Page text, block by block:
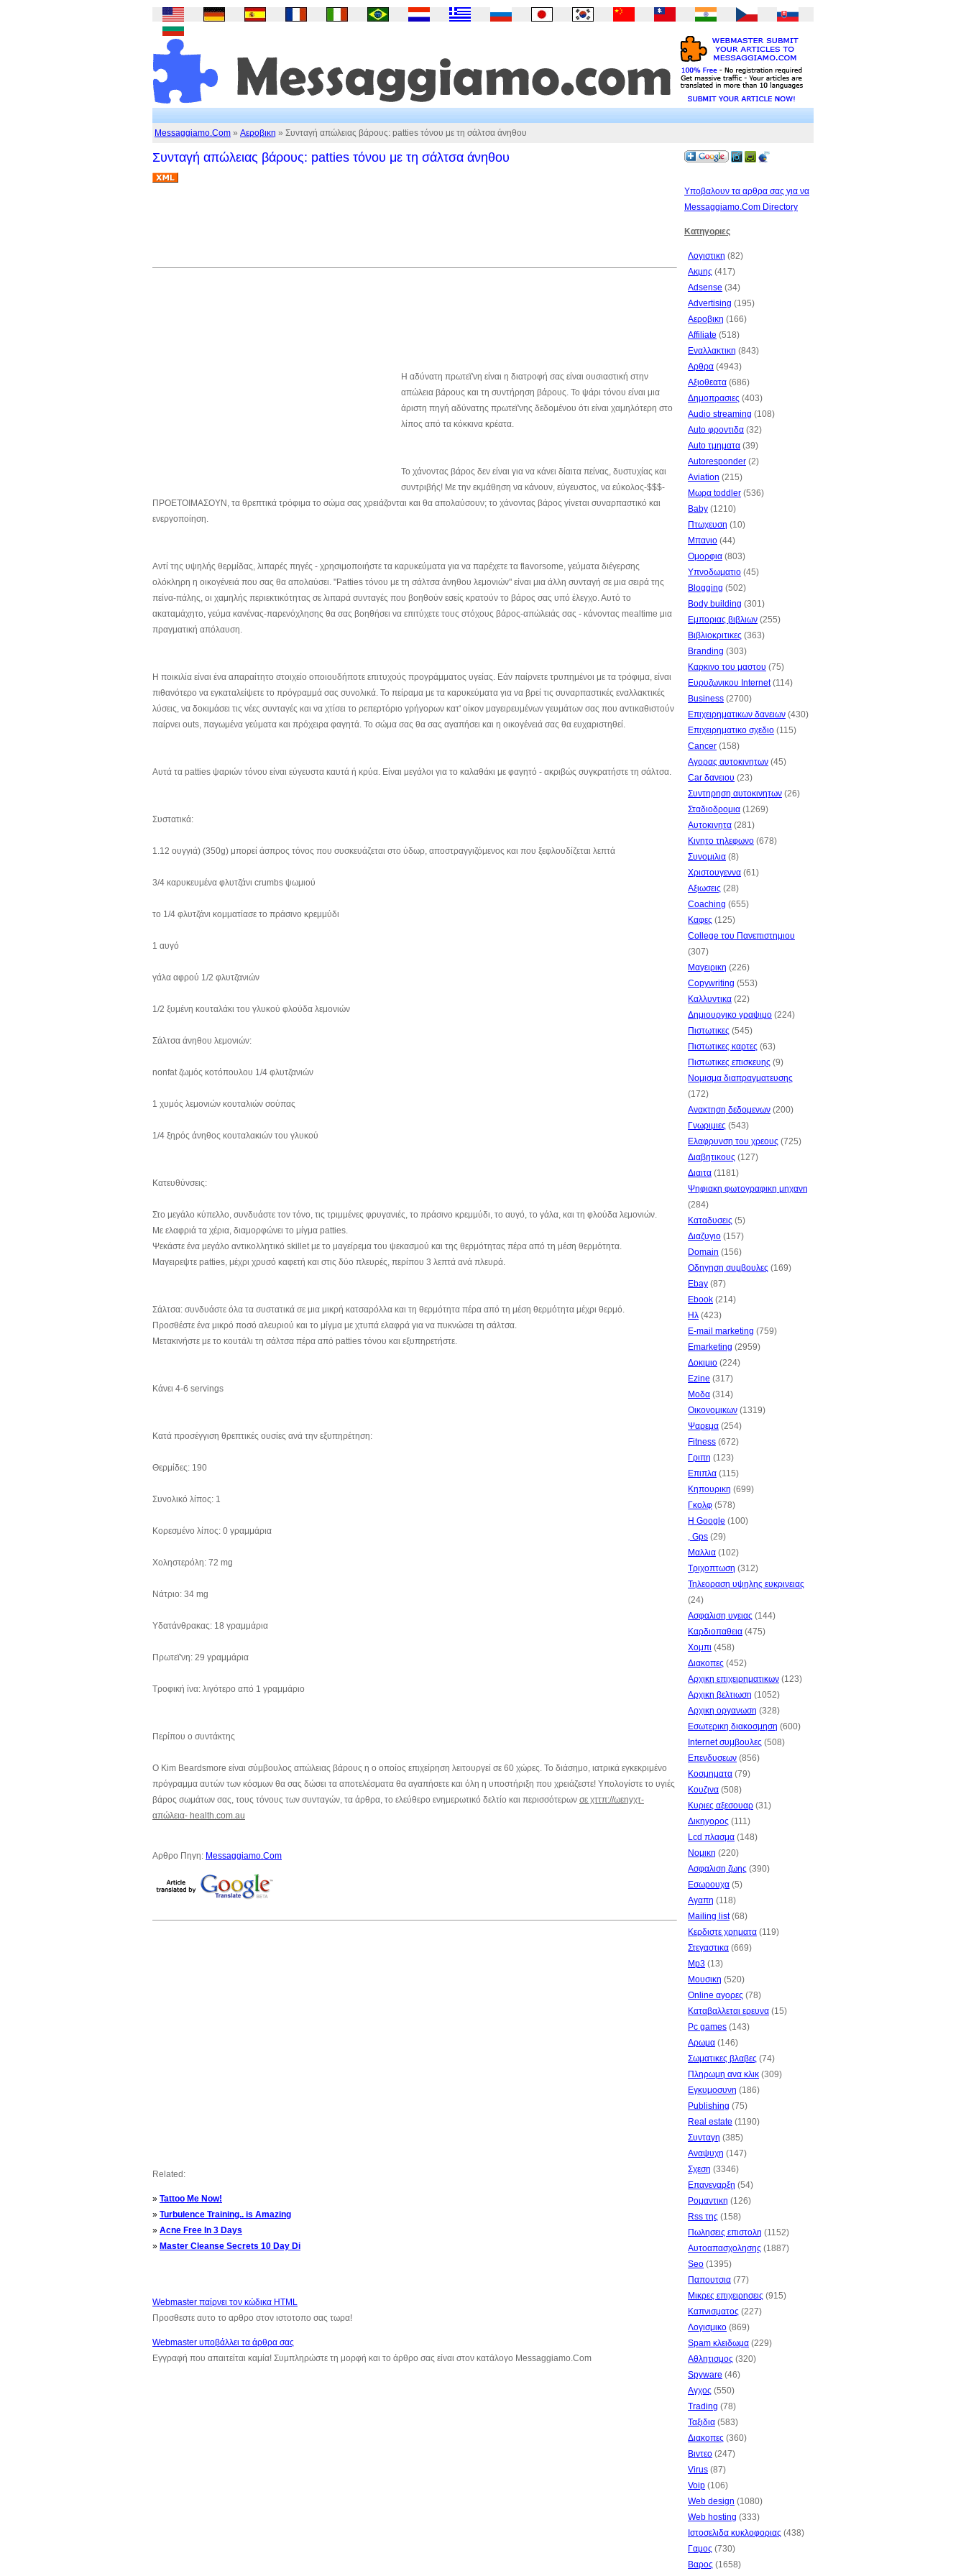
Messaggiamo.Com » Αεροβικη » Συνταγή απώλειας βάρους: patties τόνου με τη σάλτσα άνηθου
Συνταγή απώλειας βάρους: patties τόνου με τη σάλτσα άνηθου
Η αδύνατη πρωτεϊ'νη είναι η διατροφή σας είναι ουσιαστική στην
απώλεια βάρους και τη συντήρηση βάρους. Το ψάρι τόνου είναι μια
άριστη πηγή αδύνατης πρωτεϊ'νης δεδομένου ότι είναι χαμηλότερη στο
λίπος από τα κόκκινα κρέατα.
Το χάνοντας βάρος δεν είναι για να κάνει δίαιτα πείνας, δυστυχίας και
συντριβής! Με την εκμάθηση να κάνουν, εύγευστος, να εύκολος-$$$-
ΠΡΟΕΤΟΙΜΑΣΟΥΝ, τα θρεπτικά τρόφιμα το σώμα σας χρειάζονται και θα απολαύσουν; το χάνοντας βάρος γίνεται συναρπαστικό και
ενεργοποίηση.
Αντί της υψηλής θερμίδας, λιπαρές πηγές - χρησιμοποιήστε τα καρυκεύματα για να παρέχετε τα flavorsome, γεύματα διέγερσης
ολόκληρη η οικογένειά που σας θα απολαύσει. "Patties τόνου με τη σάλτσα άνηθου λεμονιών" είναι μια άλλη συνταγή σε μια σειρά της
πείνα-πάλης, οι χαμηλής περιεκτικότητας σε λιπαρά συνταγές που βοηθούν εσείς κρατούν το βάρος σας υπό έλεγχο. Αυτό το
ακαταμάχητο, γεύμα κανένας-παρενόχλησης θα σας βοηθήσει να επιτύχετε τους στόχους βάρος-απώλειάς σας - κάνοντας mealtime μια
πραγματική απόλαυση.
Η ποικιλία είναι ένα απαραίτητο στοιχείο οποιουδήποτε επιτυχούς προγράμματος υγείας. Εάν παίρνετε τρυπημένοι με τα τρόφιμα, είναι
πιθανότερο να εγκαταλείψετε το πρόγραμμά σας συνολικά. Το πείραμα με τα καρυκεύματα για να βρεί τις συναρπαστικές εναλλακτικές
λύσεις, να δοκιμάσει τις νέες συνταγές και να χτίσει το ρεπερτόριο γρήγορων κατ' οίκον μαγειρευμένων γευμάτων σας που αντικαθιστούν
παίρνει outs, παγωμένα γεύματα και πρόχειρα φαγητά. Το σώμα σας θα σας αγαπήσει και η οικογένειά σας θα ευχαριστηθεί.
Αυτά τα patties ψαριών τόνου είναι εύγευστα καυτά ή κρύα. Είναι μεγάλοι για το καλαθάκι με φαγητό - ακριβώς συγκρατήστε τη σάλτσα.
Συστατικά:
1.12 ουγγιά) (350g) μπορεί άσπρος τόνος που συσκευάζεται στο ύδωρ, αποστραγγιζόμενος και που ξεφλουδίζεται λεπτά
3/4 καρυκευμένα φλυτζάνι crumbs ψωμιού
το 1/4 φλυτζάνι κομματίασε το πράσινο κρεμμύδι
1 αυγό
γάλα αφρού 1/2 φλυτζανιών
1/2 ξυμένη κουταλάκι του γλυκού φλούδα λεμονιών
Σάλτσα άνηθου λεμονιών:
nonfat ζωμός κοτόπουλου 1/4 φλυτζανιών
1 χυμός λεμονιών κουταλιών σούπας
1/4 ξηρός άνηθος κουταλακιών του γλυκού
Κατευθύνσεις:
Στο μεγάλο κύπελλο, συνδυάστε τον τόνο, τις τριμμένες φρυγανιές, το πράσινο κρεμμύδι, το αυγό, το γάλα, και τη φλούδα λεμονιών.
Με ελαφριά τα χέρια, διαμορφώνει το μίγμα patties.
Ψεκάστε ένα μεγάλο αντικολλητικό skillet με το μαγείρεμα του ψεκασμού και της θερμότητας πέρα από τη μέση θερμότητα.
Μαγειρεψτε patties, μέχρι χρυσό καφετή και στις δύο πλευρές, περίπου 3 λεπτά ανά πλευρά.
Σάλτσα: συνδυάστε όλα τα συστατικά σε μια μικρή κατσαρόλλα και τη θερμότητα πέρα από τη μέση θερμότητα μέχρι θερμό.
Προσθέστε ένα μικρό ποσό αλευριού και το μίγμα με χτυπά ελαφρά για να πυκνώσει τη σάλτσα.
Μετακινήστε με το κουτάλι τη σάλτσα πέρα από patties τόνου και εξυπηρετήστε.
Κάνει 4-6 servings
Κατά προσέγγιση θρεπτικές ουσίες ανά την εξυπηρέτηση:
Θερμίδες: 190
Συνολικό λίπος: 1
Κορεσμένο λίπος: 0 γραμμάρια
Χοληστερόλη: 72 mg
Νάτριο: 34 mg
Υδατάνθρακας: 18 γραμμάρια
Πρωτεϊ'νη: 29 γραμμάρια
Τροφική ίνα: λιγότερο από 1 γραμμάριο
Περίπου ο συντάκτης
Ο Kim Beardsmore είναι σύμβουλος απώλειας βάρους η ο οποίος επιχείρηση λειτουργεί σε 60 χώρες. Το διάσημο, ιατρικά εγκεκριμένο
πρόγραμμα αυτών των κόσμων θα σας δώσει τα αποτελέσματα θα αγαπήσετε και όλη η υποστήριξη που χρειάζεστε! Υπολογίστε το υγιές
βάρος σωμάτων σας, τους τόνους των συνταγών, τα άρθρα, το ελεύθερο ενημερωτικό δελτίο και περισσότερων σε χττπ://ωεηγχτ-
απώλεια- health.com.au
Αρθρο Πηγη: Messaggiamo.Com
Related:
» Tattoo Me Now!
» Turbulence Training.. is Amazing
» Acne Free In 3 Days
» Master Cleanse Secrets 10 Day Di
Webmaster παίρνει τον κώδικα HTML
Προσθεστε αυτο το αρθρο στον ιστοτοπο σας τωρα!
Webmaster υποβάλλει τα άρθρα σας
Εγγραφή που απαιτείται καμία! Συμπληρώστε τη μορφή και το άρθρο σας είναι στον κατάλογο Messaggiamo.Com
Υποβαλουν τα αρθρα σας για να
Messaggiamo.Com Directory
Κατηγοριες
Λογιστικη (82)
Ακμης (417)
Adsense (34)
Advertising (195)
Αεροβικη (166)
Affiliate (518)
Εναλλακτικη (843)
Αρθρα (4943)
Αξιοθεατα (686)
Δημοπρασιες (403)
Audio streaming (108)
Auto φροντιδα (32)
Auto τμηματα (39)
Autoresponder (2)
Aviation (215)
Μωρα toddler (536)
Baby (1210)
Πτωχευση (10)
Μπανιο (44)
Ομορφια (803)
Υπνοδωματιο (45)
Blogging (502)
Body building (301)
Εμποριας βιβλιων (255)
Βιβλιοκριτικες (363)
Branding (303)
Καρκινο του μαστου (75)
Ευρυζωνικου Internet(114)
Business (2700)
Επιχειρηματικων δανειων (430)
Επιχειρηματικο σχεδιο (115)
Cancer (158)
Αγορας αυτοκινητων (45)
Car δανειου (23)
Συντηρηση αυτοκινητων (26)
Σταδιοδρομια (1269)
Αυτοκινητα (281)
Κινητο τηλεφωνο (678)
Συνομιλια (8)
Χριστουγεννα (61)
Αξιωσεις (28)
Coaching (655)
Καφες (125)
College του Πανεπιστημιου
(307)
Μαγειρικη (226)
Copywriting (553)
Καλλυντικα (22)
Δημιουργικο γραψιμο (224)
Πιστωτικες (545)
Πιστωτικες καρτες (63)
Πιστωτικες επισκευης (9)
Νομισμα διαπραγματευσης
(172)
Ανακτηση δεδομενων (200)
Γνωριμιες (543)
Ελαφρυνση του χρεους (725)
Διαβητικους (127)
Διαιτα (1181)
Ψηφιακη φωτογραφικη μηχανη
(284)
Καταδυσεις (5)
Διαζυγιο (157)
Domain (156)
Οδηγηση συμβουλες (169)
Ebay (87)
Ebook (214)
Ηλ (423)
E-mail marketing (759)
Emarketing (2959)
Δοκιμιο (224)
Ezine (317)
Μοδα (314)
Οικονομικων (1319)
Ψαρεμα (254)
Fitness (672)
Γριπη (123)
Επιπλα (115)
Κηπουρικη (699)
Γκολφ (578)
Η Google (100)
, Gps (29)
Μαλλια (102)
Τριχοπτωση (312)
Τηλεοραση υψηλης ευκρινειας
(24)
Ασφαλιση υγειας (144)
Καρδιοπαθεια (475)
Χομπι (458)
Διακοπες (452)
Αρχικη επιχειρηματικων (123)
Αρχικη βελτιωση (1052)
Αρχικη οργανωση (328)
Εσωτερικη διακοσμηση (600)
Internet συμβουλες (508)
Επενδυσεων (856)
Κοσμηματα (79)
Κουζινα (508)
Κυριες αξεσουαρ (31)
Δικηγορος (111)
Lcd πλασμα (148)
Νομικη (220)
Ασφαλιση ζωης (390)
Εσωρουχα (5)
Αγαπη (118)
Mailing list(68)
Κερδιστε χρηματα (119)
Στεγαστικα (669)
Mp3 (13)
Μουσικη (520)
Online αγορες (78)
Καταβαλλεται ερευνα (15)
Pc games (143)
Αρωμα (146)
Σωματικες βλαβες (74)
Πληρωμη ανα κλικ (309)
Εγκυμοσυνη (186)
Publishing (75)
Real estate (1190)
Συνταγη (385)
Αναψυχη (147)
Σχεση (3346)
Επανεναρξη (54)
Ρομαντικη (126)
Rss της (158)
Πωλησεις επιστολη (1152)
Αυτοαπασχολησης (1887)
Seo (1395)
Παπουτσια (77)
Μικρες επιχειρησεις (915)
Καπνισματος (227)
Λογισμικο (869)
Spam κλειδωμα (229)
Αθλητισμος (320)
Spyware (46)
Αγχος (550)
Trading (78)
Ταξιδια (583)
Διακοπες (360)
Βιντεο (247)
Virus (87)
Voip (106)
Web design (1080)
Web hosting (333)
Ιστοσελιδα κυκλοφοριας (438)
Γαμος (730)
Βαρος (1658)